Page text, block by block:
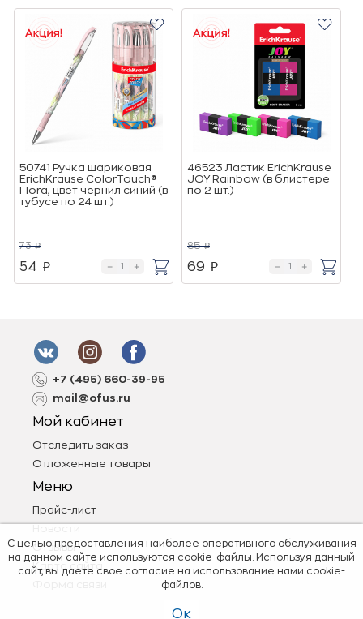
50741 Ручка шариковая
ErichKrause ColorTouch®
Flora, цвет чернил синий (в
тубусе по 24 шт.)
73 p
54 p
46523 Ластик ErichKrause
JOY Rainbow (в блистере
по 2 шт.)
85 p
69 p
+7 (495) 660-39-95
mail@ofus.ru
Мой кабинет
Отследить заказ
Отложенные товары
Меню
Прайс-лист
Отзывы
Карта сайта
С целью предоставления наиболее оперативного обслуживания
на данном сайте используются cookie-файлы. Используя данный
сайт, вы даете свое согласие на использование нами cookie-
файлов.
Ок